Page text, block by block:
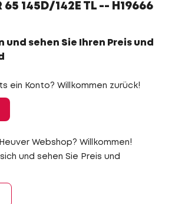
65 145D/142E TL -- H19666
und sehen Sie Ihren Preis und
ein Konto? Willkommen zurück!
Webshop? Willkommen!
und sehen Sie Preis und